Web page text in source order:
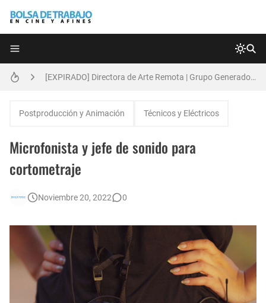
[EXPIRADO] Directora de Arte Remota | Grupo Generadores | Bolsa de Trabajo en Cine y Afines
EXPIRADO: Creative Director en BLOODY (Madrid, España) - Referencia Salarial
Postproducción y Animación Técnicos y Eléctricos
Microfonista y jefe de sonido para
cortometraje
Noviembre 20, 2022 0